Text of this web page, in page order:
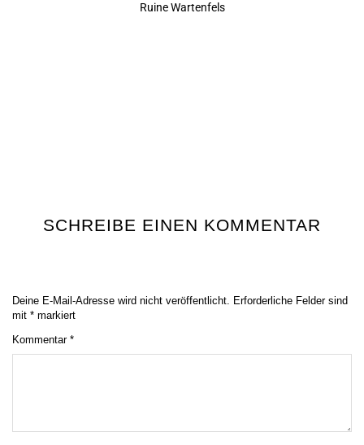
Ruine Wartenfels
SCHREIBE EINEN KOMMENTAR
Deine E-Mail-Adresse wird nicht veröffentlicht. Erforderliche Felder sind
mit * markiert
Kommentar *